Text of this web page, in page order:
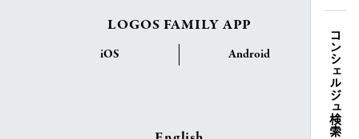
コンシェルジュ検索
LOGOS FAMILY APP
iOS Android